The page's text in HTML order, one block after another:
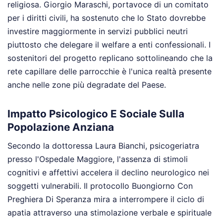
religiosa. Giorgio Maraschi, portavoce di un comitato
per i diritti civili, ha sostenuto che lo Stato dovrebbe
investire maggiormente in servizi pubblici neutri
piuttosto che delegare il welfare a enti confessionali. I
sostenitori del progetto replicano sottolineando che la
rete capillare delle parrocchie è l'unica realtà presente
anche nelle zone più degradate del Paese.
Impatto Psicologico E Sociale Sulla
Popolazione Anziana
Secondo la dottoressa Laura Bianchi, psicogeriatra
presso l'Ospedale Maggiore, l'assenza di stimoli
cognitivi e affettivi accelera il declino neurologico nei
soggetti vulnerabili. Il protocollo Buongiorno Con
Preghiera Di Speranza mira a interrompere il ciclo di
apatia attraverso una stimolazione verbale e spirituale